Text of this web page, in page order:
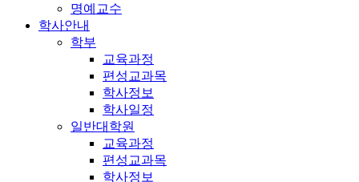
명예교수
학사안내
학부
교육과정
편성교과목
학사정보
학사일정
일반대학원
교육과정
편성교과목
학사정보